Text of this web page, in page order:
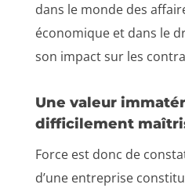
dans le monde des
économique et dans le
son impact sur les
Une valeur
difficilement
Force est donc de
d’une entreprise